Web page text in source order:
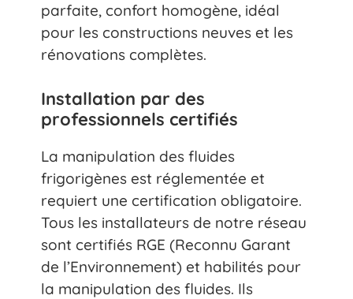
parfaite, confort homogène, idéal
pour les constructions neuves et les
rénovations complètes.
Installation par des
professionnels certifiés
La manipulation des fluides
frigorigènes est réglementée et
requiert une certification obligatoire.
Tous les installateurs de notre réseau
sont certifiés RGE (Reconnu Garant
de l’Environnement) et habilités pour
la manipulation des fluides. Ils